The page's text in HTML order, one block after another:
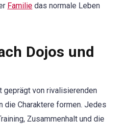
Familie das normale Leben
Dojos und
geprägt von rivalisierenden
die Charaktere formen. Jedes
Zusammenhalt und die